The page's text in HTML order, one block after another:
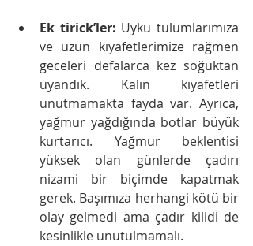
Ek tirick’ler: Uyku tulumlarımıza
ve uzun kıyafetlerimize rağmen
geceleri defalarca kez soğuktan
uyandık. Kalın kıyafetleri
unutmamakta fayda var. Ayrıca,
yağmur yağdığında botlar büyük
kurtarıcı. Yağmur beklentisi
yüksek olan günlerde çadırı
nizami bir biçimde kapatmak
gerek. Başımıza herhangi kötü bir
olay gelmedi ama çadır kilidi de
kesinlikle unutulmamalı.